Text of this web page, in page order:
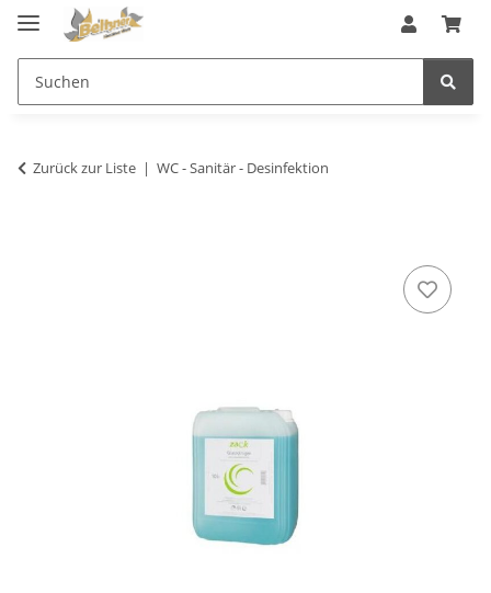
Zurück zur Liste WC - Sanitär - Desinfektion